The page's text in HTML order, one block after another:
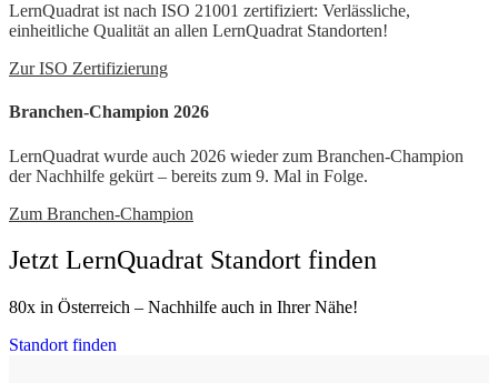
LernQuadrat ist nach ISO 21001 zertifiziert: Verlässliche,
einheitliche Qualität an allen LernQuadrat Standorten!
Zur ISO Zertifizierung
Branchen-Champion 2026
LernQuadrat wurde auch 2026 wieder zum Branchen-Champion
der Nachhilfe gekürt – bereits zum 9. Mal in Folge.
Zum Branchen-Champion
Jetzt LernQuadrat Standort finden
80x in Österreich – Nachhilfe auch in Ihrer Nähe!
Standort finden